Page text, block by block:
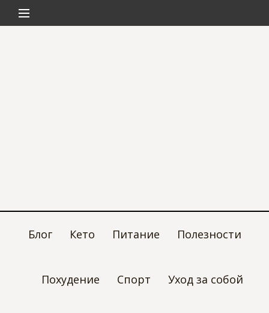
Блог Кето Питание Полезности
Похудение Спорт Уход за собой